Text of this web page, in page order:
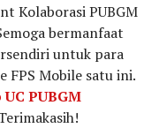
Kolaborasi PUBGM
bermanfaat
untuk para
FPS Mobile satu ini.
PUBGM